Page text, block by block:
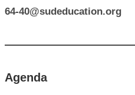
64-40@sudeducation.org
Agenda